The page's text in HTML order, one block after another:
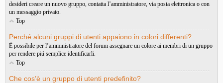
desideri creare un nuovo gruppo, contatta l’amministratore, via posta elettronica o con
un messaggio privato.
Top
Perché alcuni gruppi di utenti appaiono in colori differenti?
È possibile per l’amministratore del forum assegnare un colore ai membri di un gruppo
per rendere piú semplice identificarli.
Top
Che cos’è un gruppo di utenti predefinito?